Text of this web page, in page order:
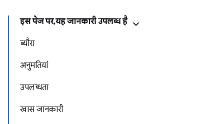
इस पेज पर, यह जानकारी उपलब्ध है
ब्यौरा
अनुमतियां
उपलब्धता
खास जानकारी